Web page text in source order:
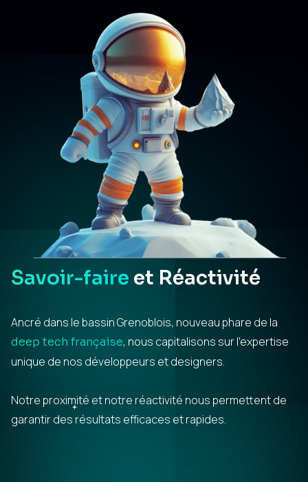
Savoir-faire et Réactivité
Ancré dans le bassin Grenoblois, nouveau phare de la
deep tech française, nous capitalisons sur l’expertise
unique de nos développeurs et designers.
Notre proximité et notre réactivité nous permettent de
garantir des résultats efficaces et rapides.